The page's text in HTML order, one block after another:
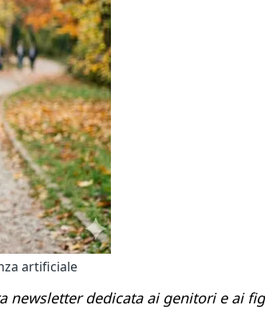
artificiale
dedicata ai genitori e ai